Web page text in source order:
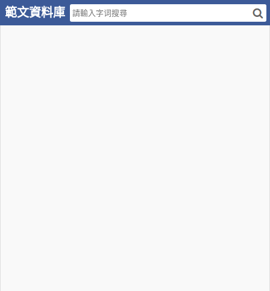
範文資料庫